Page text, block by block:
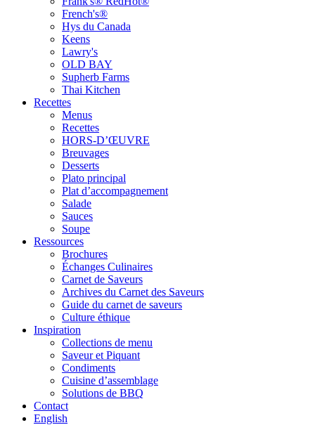
French's®
Hys du Canada
Keens
Lawry's
OLD BAY
Supherb Farms
Thai Kitchen
Recettes
Menus
Recettes
HORS-D’ŒUVRE
Breuvages
Desserts
Plato principal
Plat d’accompagnement
Salade
Sauces
Soupe
Ressources
Brochures
Échanges Culinaires
Carnet de Saveurs
Archives du Carnet des Saveurs
Guide du carnet de saveurs
Culture éthique
Inspiration
Collections de menu
Saveur et Piquant
Condiments
Cuisine d’assemblage
Solutions de BBQ
Contact
English